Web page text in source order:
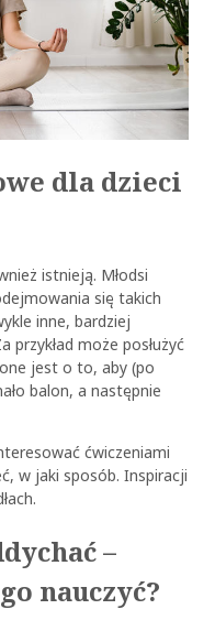
dla dzieci
istnieją. Młodsi
się takich
inne, bardziej
przykład może posłużyć
jest o to, aby (po
balon, a następnie
ćwiczeniami
w jaki sposób. Inspiracji
–
nauczyć?